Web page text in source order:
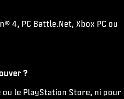
4, PC Battle.Net, Xbox PC ou
?
ou le PlayStation Store, ni pour